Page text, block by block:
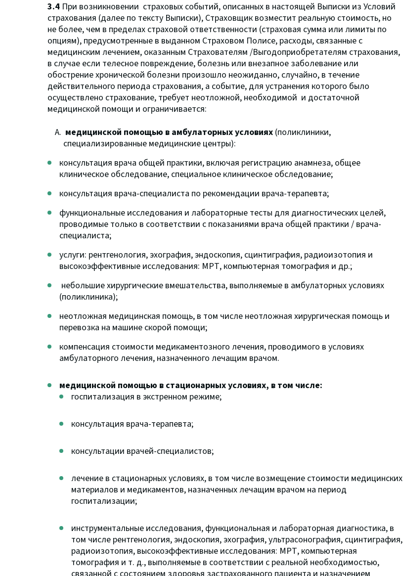
3.4 При возникновении страховых событий, описанных в настоящей Выписки из Условий
страхования (далее по тексту Выписки), Страховщик возместит реальную стоимость, но
не более, чем в пределах страховой ответственности (страховая сумма или лимиты по
опциям), предусмотренные в выданном Страховом Полисе, расходы, связанные с
медицинским лечением, оказанным Страхователям /Выгодоприобретателям страхования,
в случае если телесное повреждение, болезнь или внезапное заболевание или
обострение хронической болезни произошло неожиданно, случайно, в течение
действительного периода страхования, а событие, для устранения которого было
осуществлено страхование, требует неотложной, необходимой и достаточной
медицинской помощи и ограничивается:
медицинской помощью в амбулаторных условиях (поликлиники,
специализированные медицинские центры):
консультация врача общей практики, включая регистрацию анамнеза, общее
клиническое обследование, специальное клиническое обследование;
консультация врача-специалиста по рекомендации врача-терапевта;
функциональные исследования и лабораторные тесты для диагностических целей,
проводимые только в соответствии с показаниями врача общей практики / врача-
специалиста;
услуги: рентгенология, эхография, эндоскопия, сцинтиграфия, радиоизотопия и
высокоэффективные исследования: МРТ, компьютерная томография и др.;
небольшие хирургические вмешательства, выполняемые в амбулаторных условиях
(поликлиника);
неотложная медицинская помощь, в том числе неотложная хирургическая помощь и
перевозка на машине скорой помощи;
компенсация стоимости медикаментозного лечения, проводимого в условиях
амбулаторного лечения, назначенного лечащим врачом.
медицинской помощью в стационарных условиях, в том числе:
госпитализация в экстренном режиме;
консультация врача-терапевта;
консультации врачей-специалистов;
лечение в стационарных условиях, в том числе возмещение стоимости медицинских
материалов и медикаментов, назначенных лечащим врачом на период
госпитализации;
инструментальные исследования, функциональная и лабораторная диагностика, в
том числе рентгенология, эндоскопия, эхография, ультрасонография, сцинтиграфия,
радиоизотопия, высокоэффективные исследования: МРТ, компьютерная
томография и т. д., выполняемые в соответствии с реальной необходимостью,